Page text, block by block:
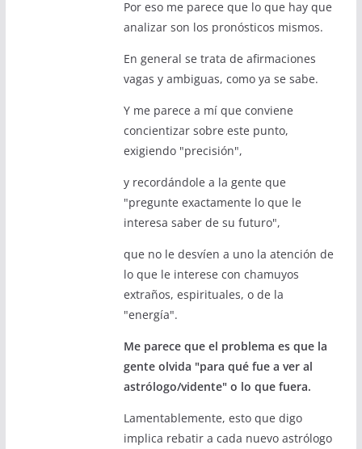
Por eso me parece que lo que hay que
analizar son los pronósticos mismos.
En general se trata de afirmaciones
vagas y ambiguas, como ya se sabe.
Y me parece a mí que conviene
concientizar sobre este punto,
exigiendo "precisión",
y recordándole a la gente que
"pregunte exactamente lo que le
interesa saber de su futuro",
que no le desvíen a uno la atención de
lo que le interese con chamuyos
extraños, espirituales, o de la
"energía".
Me parece que el problema es que la
gente olvida "para qué fue a ver al
astrólogo/vidente" o lo que fuera.
Lamentablemente, esto que digo
implica rebatir a cada nuevo astrólogo